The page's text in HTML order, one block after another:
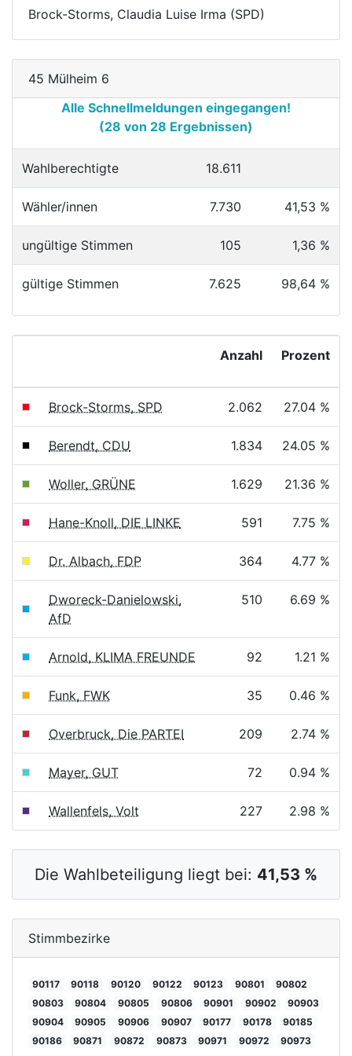
Brock-Storms, Claudia Luise Irma (SPD)
45 Mülheim 6
Alle Schnellmeldungen eingegangen!
(28 von 28 Ergebnissen)
Wahlberechtigte 18.611
Wähler/innen 7.730 41,53 %
ungültige Stimmen 105 1,36 %
gültige Stimmen 7.625 98,64 %
Anzahl Prozent
Brock-Storms, SPD 2.062 27.04 %
Berendt, CDU 1.834 24.05 %
Woller, GRÜNE 1.629 21.36 %
Hane-Knoll, DIE LINKE 591 7.75 %
Dr. Albach, FDP 364 4.77 %
Dworeck-Danielowski,
AfD
510 6.69 %
Arnold, KLIMA FREUNDE 92 1.21 %
Funk, FWK 35 0.46 %
Overbruck, Die PARTEI 209 2.74 %
Mayer, GUT 72 0.94 %
Wallenfels, Volt 227 2.98 %
Die Wahlbeteiligung liegt bei: 41,53 %
Stimmbezirke
90117 90118 90120 90122 90123 90801
90802
90803
90804 90805 90806 90901 90902
90903
90904
90905 90906 90907 90177 90178
90185
90186
90871 90872 90873 90971 90972 90973